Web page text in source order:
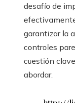
desafío de
garantizar la
controles
cuestión
abordar.